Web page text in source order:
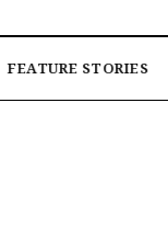
FEATURE STORIES